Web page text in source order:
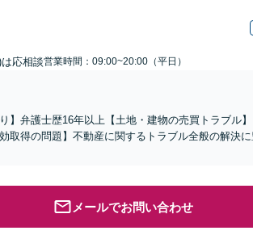
応相談営業時間：09:00~20:00（平日）
】弁護士歴16年以上【土地・建物の売買トラブル
取得の問題】不動産に関するトラブル全般の解決
メールでお問い合わせ